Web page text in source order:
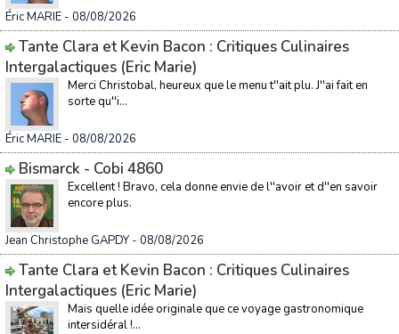
Éric MARIE - 08/08/2026
Tante Clara et Kevin Bacon : Critiques Culinaires
Intergalactiques (Eric Marie)
Merci Christobal, heureux que le menu t''ait plu. J''ai fait en
sorte qu''i...
Éric MARIE - 08/08/2026
Bismarck - Cobi 4860
Excellent ! Bravo, cela donne envie de l''avoir et d''en savoir
encore plus.
Jean Christophe GAPDY - 08/08/2026
Tante Clara et Kevin Bacon : Critiques Culinaires
Intergalactiques (Eric Marie)
Mais quelle idée originale que ce voyage gastronomique
intersidéral !...